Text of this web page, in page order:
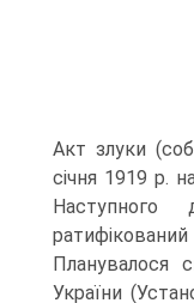
Акт злуки
січня 1919 р.
Планувалося
України